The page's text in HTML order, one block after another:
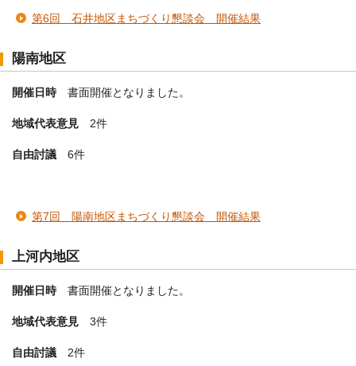
第6回 石井地区まちづくり懇談会 開催結果
陽南地区
開催日時書面開催となりました。
地域代表意見 2件
自由討議 6件
第7回 陽南地区まちづくり懇談会 開催結果
上河内地区
開催日時書面開催となりました。
地域代表意見 3件
自由討議 2件